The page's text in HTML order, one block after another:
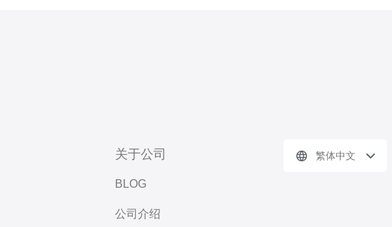
关于公司
BLOG
公司介绍
繁体中文